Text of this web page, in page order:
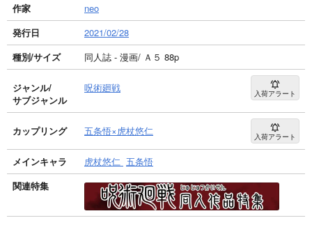
作家
neo
発行日
2021/02/28
種別/サイズ
同人誌 - 漫画/ Ａ５ 88p
ジャンル/
サブジャンル
呪術廻戦 入荷アラート
カップリング 五条悟×虎杖悠仁 入荷アラート
メインキャラ 虎杖悠仁 五条悟
関連特集